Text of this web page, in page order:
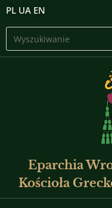
PL UA EN
Eparchia
Kościoła